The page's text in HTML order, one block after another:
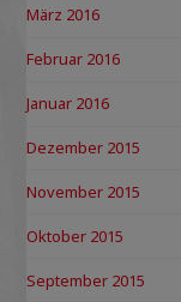
März 2016
Februar 2016
Januar 2016
Dezember 2015
November 2015
Oktober 2015
September 2015